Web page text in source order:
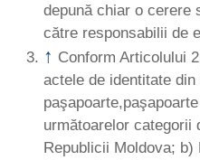
depună chiar o cerere
către responsabilii de
↑ Conform Articolului
actele de identitate
următoarelor categorii
Republicii Moldova;